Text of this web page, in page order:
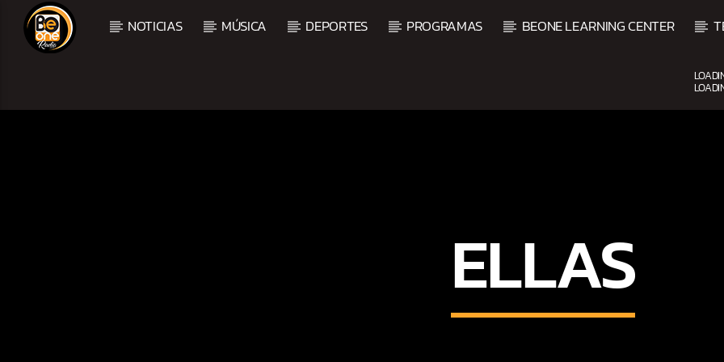
NOTICIAS MÚSICA DEPORTES PROGRAMAS BEONE LEARNING CENTER
ELLAS